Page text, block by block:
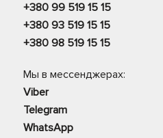
+380 99 519 15 15
+380 93 519 15 15
+380 98 519 15 15
Мы в мессенджерах:
Viber
Telegram
WhatsApp